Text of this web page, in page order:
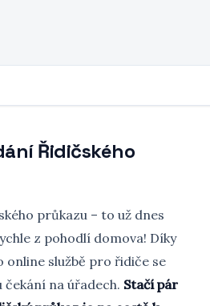
Řidičského
průkazu – to už dnes
z pohodlí domova! Díky
online službě pro řidiče se
čekání na úřadech. Stačí pár